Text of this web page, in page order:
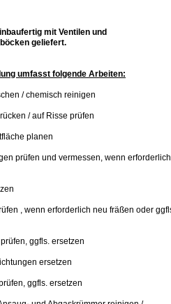
mit Ventilen und
geliefert.
umfasst folgende Arbeiten:
/ chemisch reinigen
/ auf Risse prüfen
planen
prüfen und vermessen, wenn erforderlich
, wenn erforderlich neu fräßen oder
ggfls. ersetzen
ersetzen
ggfls. ersetzen